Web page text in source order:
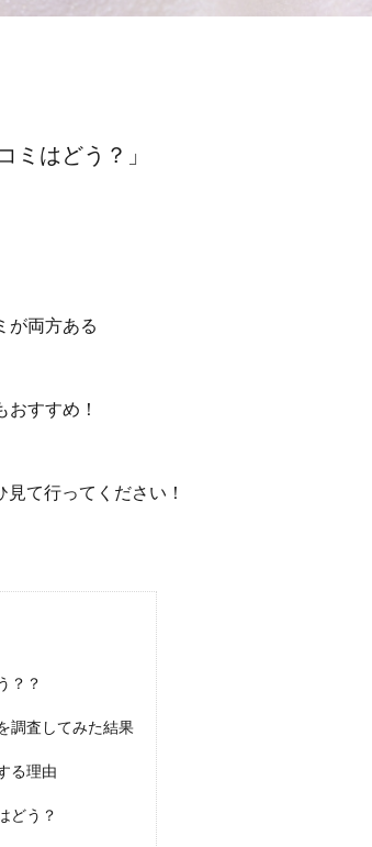
ミはどう？」
が両方ある
すすめ！
て行ってください！
？？
調査してみた結果
る理由
どう？